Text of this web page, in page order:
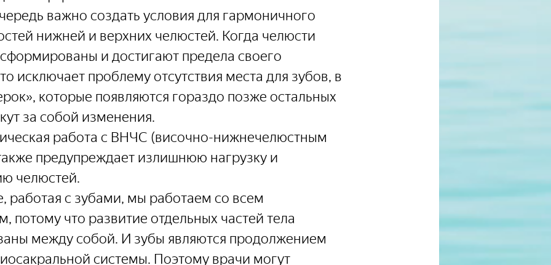
важно создать условия для гармоничного
нижней и верхних челюстей. Когда челюсти
и достигают предела своего
исключает проблему отсутствия места для зубов, в
которые появляются гораздо позже остальных
за собой изменения.
работа с ВНЧС (височно-нижнечелюстным
предупреждает излишнюю нагрузку и
челюстей.
работая с зубами, мы работаем со всем
потому что развитие отдельных частей тела
между собой. И зубы являются продолжением
системы. Поэтому врачи могут